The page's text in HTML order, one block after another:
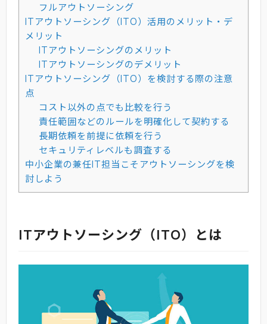
フルアウトソーシング
ITアウトソーシング（ITO）活用のメリット・デ
メリット
ITアウトソーシングのメリット
ITアウトソーシングのデメリット
ITアウトソーシング（ITO）を検討する際の注意
点
コスト以外の点でも比較を行う
責任範囲などのルールを明確化して契約する
長期依頼を前提に依頼を行う
セキュリティレベルも調査する
中小企業の兼任IT担当こそアウトソーシングを検
討しよう
ITアウトソーシング（ITO）とは